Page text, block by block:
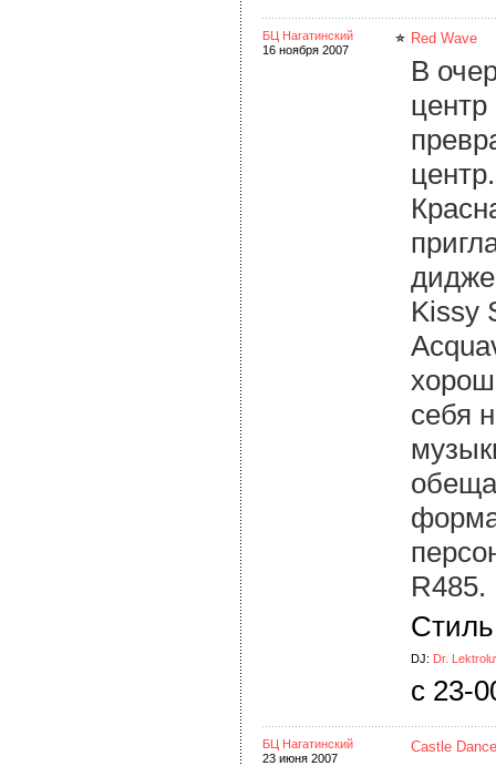
БЦ Нагатинский
16 ноября 2007
Red Wave
В
центр
Kissy
себя
R485.
DJ: Dr.
c 23-
БЦ Нагатинский
23 июня 2007
Castle